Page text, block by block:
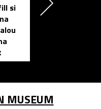
si
MUSEUM